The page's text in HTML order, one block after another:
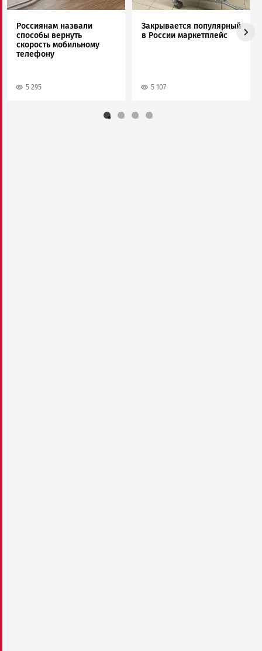
Россиянам назвали
способы вернуть
скорость мобильному
телефону
5 295
Закрывается популярный
в России маркетплейс
5 107